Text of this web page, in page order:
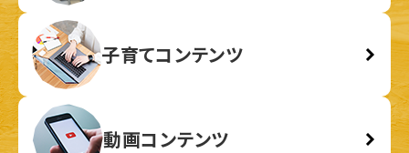
子育てコンテンツ
動画コンテンツ